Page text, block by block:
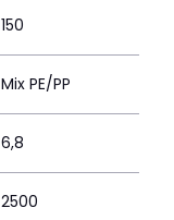
150
Mix PE/PP
6,8
2500